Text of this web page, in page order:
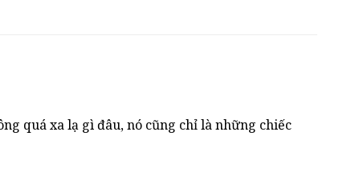
quá xa lạ gì đâu, nó cũng chỉ là những chiếc